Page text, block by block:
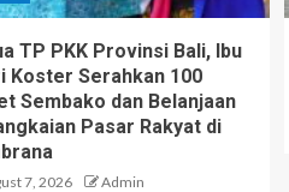
TP PKK Provinsi Bali, Ibu
Koster Serahkan 100
Sembako dan Belanjaan
Pasar Rakyat di
7, 2026 Admin